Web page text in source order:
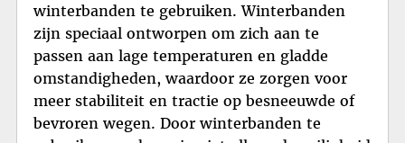
winterbanden te gebruiken. Winterbanden
zijn speciaal ontworpen om zich aan te
passen aan lage temperaturen en gladde
omstandigheden, waardoor ze zorgen voor
meer stabiliteit en tractie op besneeuwde of
bevroren wegen. Door winterbanden te